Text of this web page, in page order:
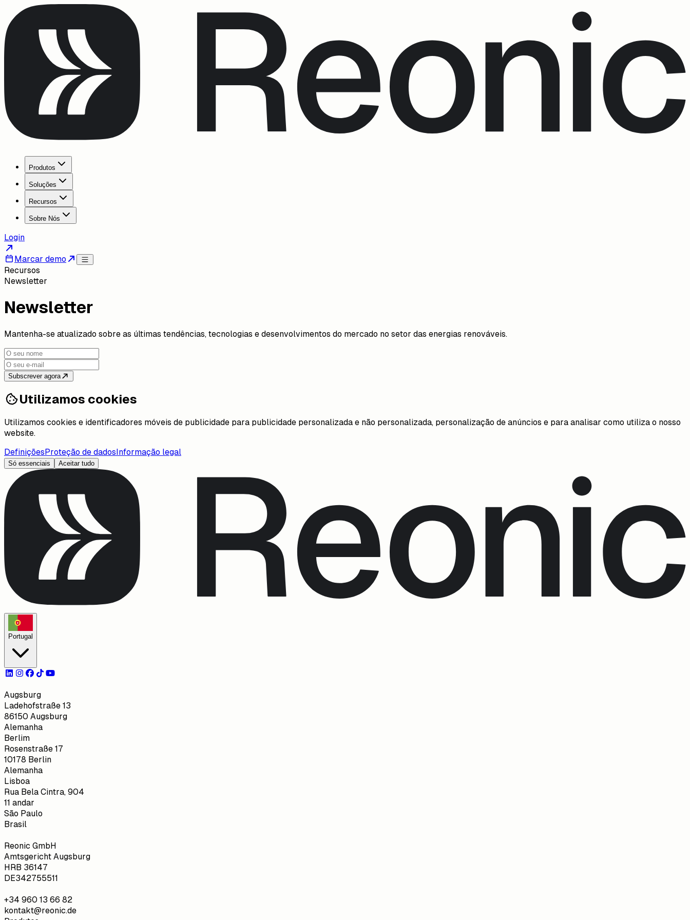
Produtos
Soluções
Recursos
Sobre Nós
Login
Marcar demo
Recursos
Newsletter
Newsletter
Mantenha-se atualizado sobre as últimas tendências, tecnologias e desenvolvimentos do mercado no setor das energias renováveis.
Subscrever agora
Utilizamos cookies
Utilizamos cookies e identificadores móveis de publicidade para publicidade personalizada e não personalizada, personalização de anúncios e para analisar como utiliza o nosso
website.
Definições Proteção de dados Informação legal
Só essenciais Aceitar tudo
Portugal
Augsburg
Ladehofstraße 13
86150 Augsburg
Alemanha
Berlim
Rosenstraße 17
10178 Berlin
Alemanha
Lisboa
Rua Bela Cintra, 904
11 andar
São Paulo
Brasil
Reonic GmbH
Amtsgericht Augsburg
HRB 36147
DE342755511
+34 960 13 66 82
kontakt@reonic.de